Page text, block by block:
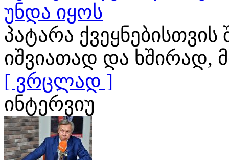
უნდა იყოს
პატარა
იშვიათად და
[ ვრცლად ]
ინტერვიუ